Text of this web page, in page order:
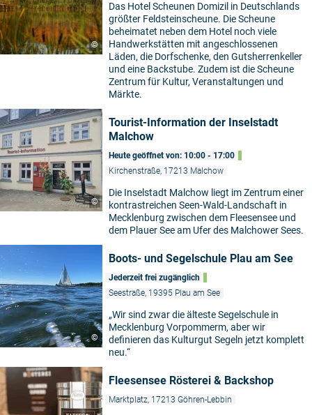
©
Das Hotel Scheunen Domizil in Deutschlands
größter Feldsteinscheune. Die Scheune
beheimatet neben dem Hotel noch viele
Handwerkstätten mit angeschlossenen
Läden, die Dorfschenke, den Gutsherrenkeller
und eine Backstube. Zudem ist die Scheune
Zentrum für Kultur, Veranstaltungen und
Märkte.
©
Tourist-Information der Inselstadt
Malchow
Heute geöffnet von: 10:00 - 17:00
Kirchenstraße, 17213 Malchow
Die Inselstadt Malchow liegt im Zentrum einer
kontrastreichen Seen-Wald-Landschaft in
Mecklenburg zwischen dem Fleesensee und
dem Plauer See am Ufer des Malchower Sees.
©
Boots- und Segelschule Plau am See
Jederzeit frei zugänglich
Seestraße, 19395 Plau am See
„Wir sind zwar die älteste Segelschule in
Mecklenburg Vorpommerm, aber wir
definieren das Kulturgut Segeln jetzt komplett
neu.“
Fleesensee Rösterei & Backshop
Marktplatz, 17213 Göhren-Lebbin